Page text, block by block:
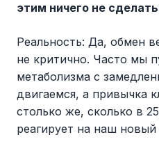
этим ничего не
Реальность: Да, обмен
не критично. Часто мы
метаболизма с
двигаемся, а привычка
столько же, сколько в
реагирует на наш